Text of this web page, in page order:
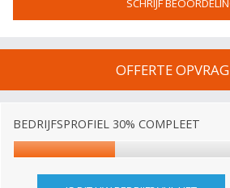
SCHRIJF
OFFERTE
BEDRIJFSPROFIEL 30% COMPLEET